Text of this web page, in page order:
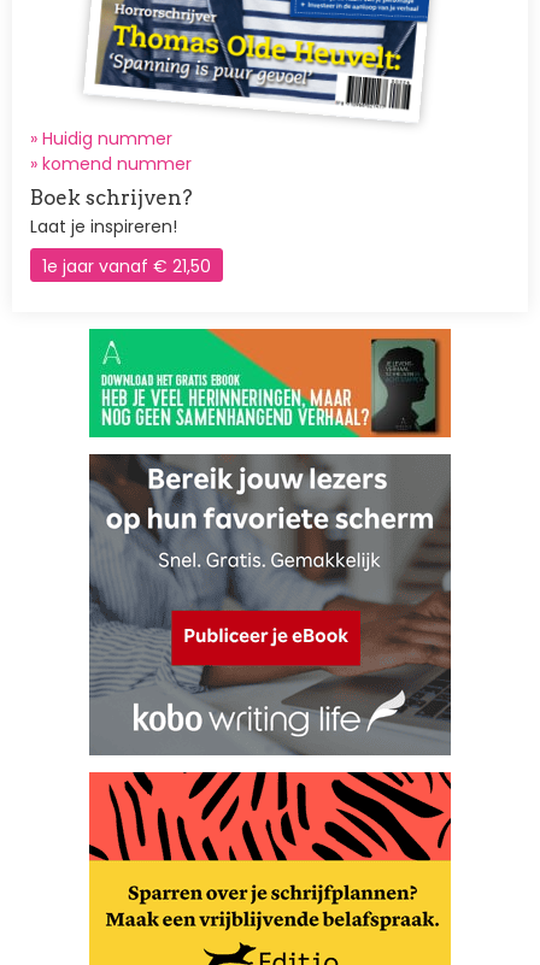
» Huidig nummer
» komend nummer
Boek schrijven?
Laat je inspireren!
1e jaar vanaf € 21,50